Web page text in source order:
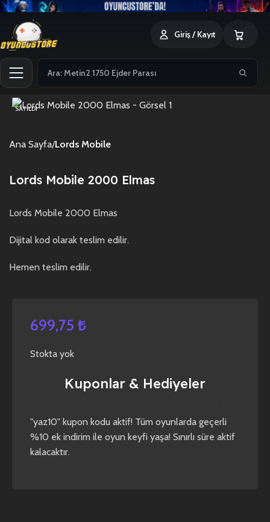
Giriş / Kayıt
SATILDI
Ana Sayfa Lords Mobile
Lords Mobile 2000 Elmas
Lords Mobile 2000 Elmas
Dijital kod olarak teslim edilir.
Hemen teslim edilir.
699,75 ₺
Stokta yok
Kuponlar & Hediyeler
"yaz10" kupon kodu aktif! Tüm oyunlarda geçerli
%10 ek indirim ile oyun keyfi yaşa! Sınırlı süre aktif
kalacaktır.